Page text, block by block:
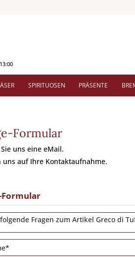
SPIRITUOSEN PRÄSENTE
Formular
uns eine eMail.
uns auf Ihre Kontaktaufnahme.